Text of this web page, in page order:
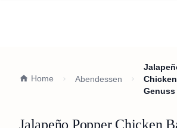
Home Abendessen
Jalapeño Popper Chicken